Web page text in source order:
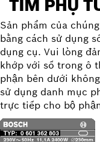
TÌM PHỤ
Sản phẩm của
bằng cách sử dụng
dụng cụ. Vui lòng
khớp với số trong ô
phận bên dưới
sử dụng danh mục
trực tiếp cho bộ